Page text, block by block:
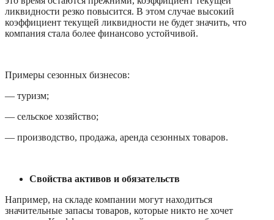
ликвидности резко повысится. В этом случае высокий
коэффициент текущей ликвидности не будет значить, что
компания стала более финансово устойчивой.
Примеры сезонных бизнесов:
— туризм;
— сельское хозяйство;
— производство, продажа, аренда сезонных товаров.
Свойства активов и обязательств
Например, на складе компании могут находиться
значительные запасы товаров, которые никто не хочет